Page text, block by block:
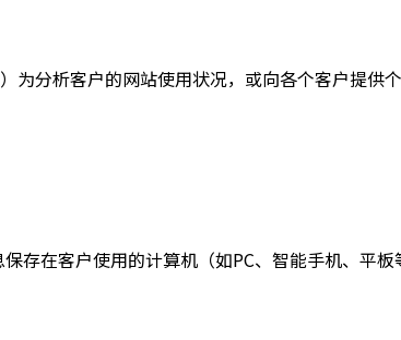
分析客户的网站使用状况，或向各个客户提供
存在客户使用的计算机（如PC、智能手机、平板